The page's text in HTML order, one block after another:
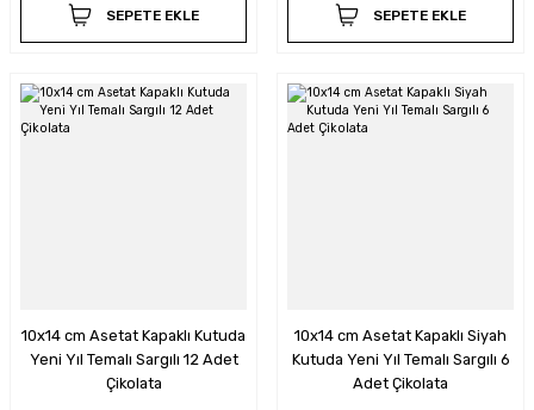
SEPETE EKLE SEPETE EKLE
10x14 cm Asetat Kapaklı Kutuda
Yeni Yıl Temalı Sargılı 12 Adet
Çikolata
10x14 cm Asetat Kapaklı Siyah
Kutuda Yeni Yıl Temalı Sargılı 6
Adet Çikolata